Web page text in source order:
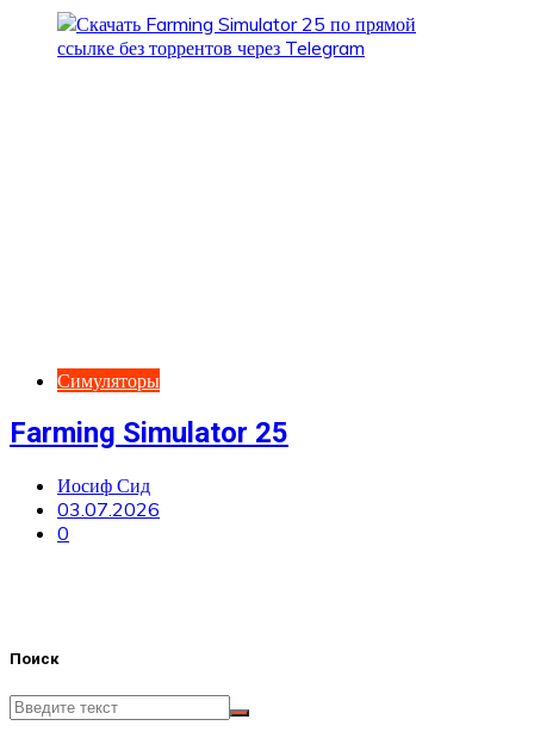
Симуляторы
Farming Simulator 25
Иосиф Сид
03.07.2026
0
Поиск